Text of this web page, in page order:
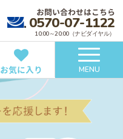
お問い合わせはこちら
0570-07-1122
10:00～20:00（ナビダイヤル）
お気に入り MENU